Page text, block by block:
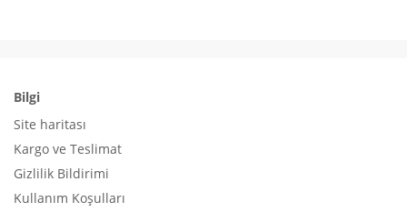
Bilgi
Site haritası
Kargo ve Teslimat
Gizlilik Bildirimi
Kullanım Koşulları